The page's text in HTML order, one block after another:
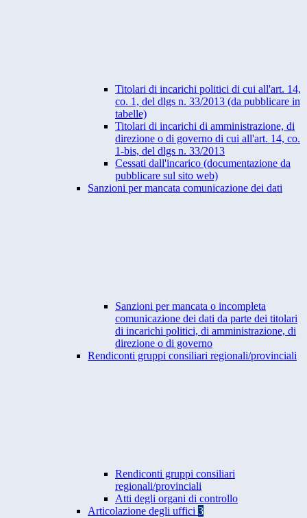
Titolari di incarichi politici di cui all'art. 14,
co. 1, del dlgs n. 33/2013 (da pubblicare in
tabelle)
Titolari di incarichi di amministrazione, di
direzione o di governo di cui all'art. 14, co.
1-bis, del dlgs n. 33/2013
Cessati dall'incarico (documentazione da
pubblicare sul sito web)
Sanzioni per mancata comunicazione dei dati
Sanzioni per mancata o incompleta
comunicazione dei dati da parte dei titolari
di incarichi politici, di amministrazione, di
direzione o di governo
Rendiconti gruppi consiliari regionali/provinciali
Rendiconti gruppi consiliari
regionali/provinciali
Atti degli organi di controllo
Articolazione degli uffici 3